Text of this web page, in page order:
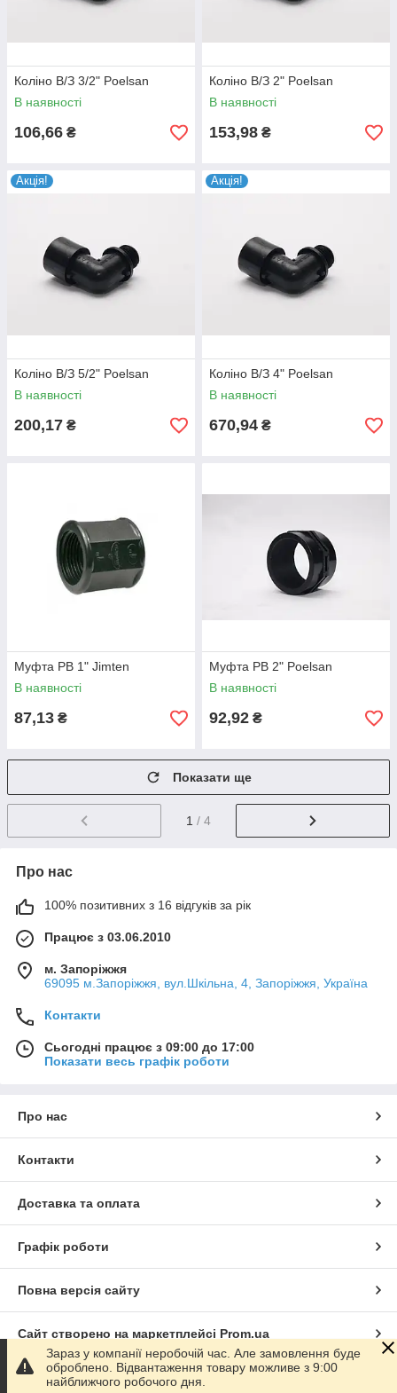
Коліно В/З 3/2" Poelsan
В наявності
106,66 ₴
Коліно В/З 2" Poelsan
В наявності
153,98 ₴
Акція!
Коліно В/З 5/2" Poelsan
В наявності
200,17 ₴
Акція!
Коліно В/З 4" Poelsan
В наявності
670,94 ₴
Муфта РВ 1" Jimten
В наявності
87,13 ₴
Муфта РВ 2" Poelsan
В наявності
92,92 ₴
Показати ще
1 / 4
Про нас
100% позитивних з 16 відгуків за рік
Працює з 03.06.2010
м. Запоріжжя
69095 м.Запоріжжя, вул.Шкільна, 4, Запоріжжя, Україна
Контакти
Сьогодні працює з 09:00 до 17:00
Показати весь графік роботи
Про нас
Контакти
Доставка та оплата
Графік роботи
Повна версія сайту
Сайт створено на маркетплейсі Prom.ua
Політика конфіденційності
Зараз у компанії неробочій час. Але замовлення буде
оброблено. Відвантаження товару можливе з 9:00
найближчого робочого дня.